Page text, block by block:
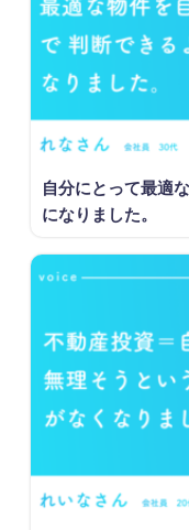
自分にとって最適
になりました。